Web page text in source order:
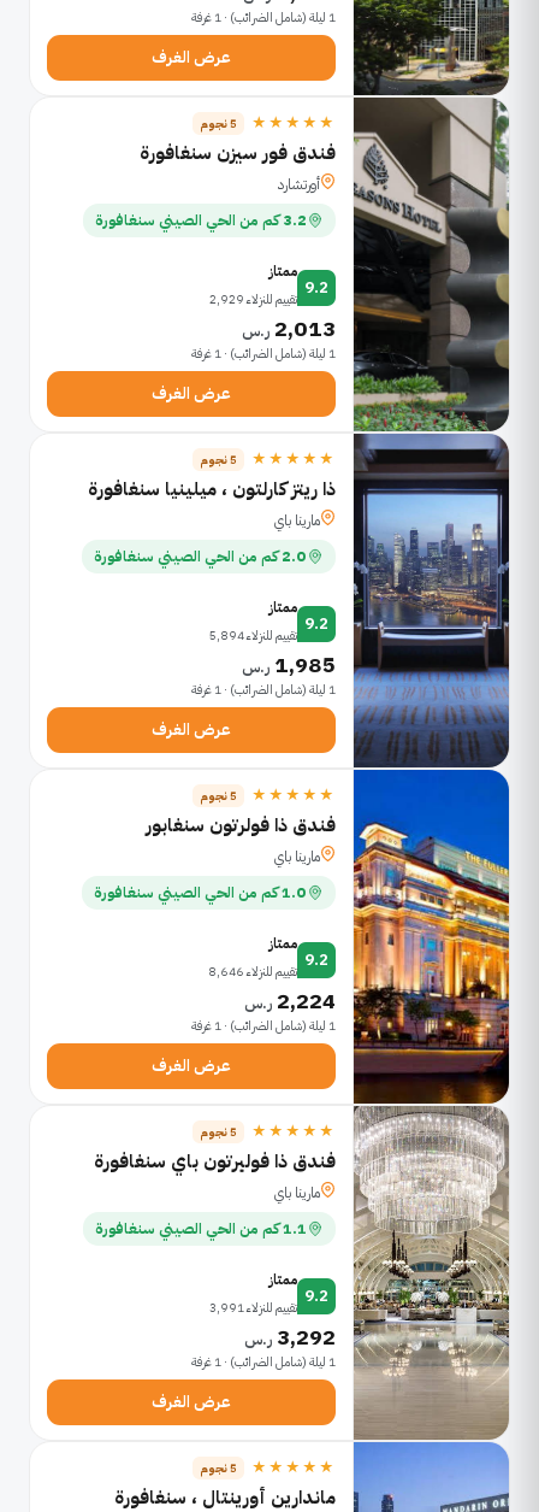
1 ليلة (شامل الضرائب) · 1 غرفة
عرض الغرف
★★★★★ 5 نجوم
فندق فور سيزن سنغافورة
أورتشارد
3.2 كم من الحي الصيني سنغافورة
9.2
ممتاز
تقييم للنزلاء 2,929
2,013 ر.س
1 ليلة (شامل الضرائب) · 1 غرفة
عرض الغرف
★★★★★ 5 نجوم
ذا ريتز كارلتون ، ميلينيا سنغافورة
مارينا باي
2.0 كم من الحي الصيني سنغافورة
9.2
ممتاز
تقييم للنزلاء 5,894
1,985 ر.س
1 ليلة (شامل الضرائب) · 1 غرفة
عرض الغرف
★★★★★ 5 نجوم
فندق ذا فولرتون سنغابور
مارينا باي
1.0 كم من الحي الصيني سنغافورة
9.2
ممتاز
تقييم للنزلاء 8,646
2,224 ر.س
1 ليلة (شامل الضرائب) · 1 غرفة
عرض الغرف
★★★★★ 5 نجوم
فندق ذا فوليرتون باي سنغافورة
مارينا باي
1.1 كم من الحي الصيني سنغافورة
9.2
ممتاز
تقييم للنزلاء 3,991
3,292 ر.س
1 ليلة (شامل الضرائب) · 1 غرفة
عرض الغرف
★★★★★ 5 نجوم
ماندارين أورينتال ، سنغافورة